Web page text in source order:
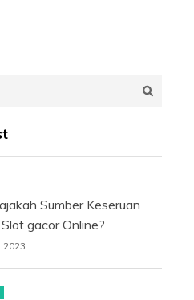
Sumber Keseruan
gacor Online?
2023